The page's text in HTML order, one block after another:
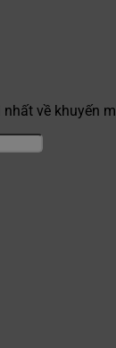
về khuyến